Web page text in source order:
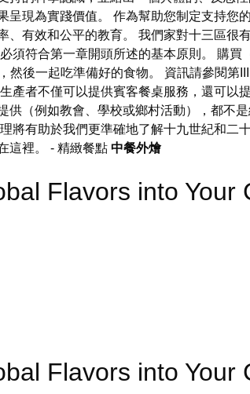
呈現為實踐價值。 作為幫助您制定支持
、有效和公平的教育。 我們家對十三區
須符合第一章開頭所述的基本原則。 購
然後一起吃準備好的食物。 資訊請參閱第
產者不僅可以提供賓客餐桌服務，還可以
（例如教會、學校或鄉村活動），都不是
將有助於我們更準確地了解十九世紀和二
這裡。 - 精緻餐點 中餐外燴
Flavors into Your
Flavors into Your